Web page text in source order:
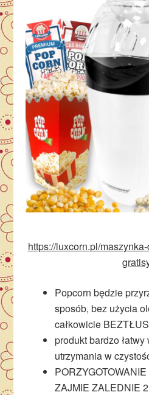
https://luxcorn.pl/
Popcorn będzie
sposób, bez użycia
całkowicie
produkt bardzo
utrzymania w
ZAJMIE ZALEDNIE